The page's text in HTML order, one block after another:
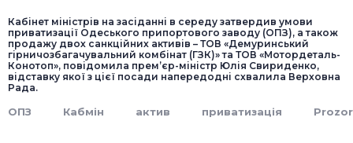
Кабінет міністрів на засіданні в середу затвердив умови
приватизації Одеського припортового заводу (ОПЗ), а також
продажу двох санкційних активів – ТОВ «Демуринський
гірничозбагачувальний комбінат (ГЗК)» та ТОВ «Мотордеталь-
Конотоп», повідомила прем’єр-міністр Юлія Свириденко,
відставку якої з цієї посади напередодні схвалила Верховна
Рада.
ОПЗ Кабмін актив приватизація